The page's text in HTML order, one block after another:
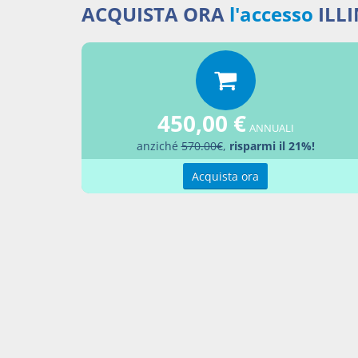
Note
nota1
TUIR
2007,
delle
ACQUISTA ORA l'accesso
450,00 € ANNUALI
anziché570.00€, risparmi il 21%!
Acquista ora